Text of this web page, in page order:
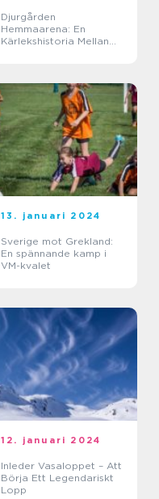
Djurgården
Hemmaarena: En
Kärlekshistoria Mellan
13. januari 2024
Sverige mot Grekland:
En spännande kamp i
VM-kvalet
12. januari 2024
Inleder Vasaloppet – Att
Börja Ett Legendariskt
Lopp